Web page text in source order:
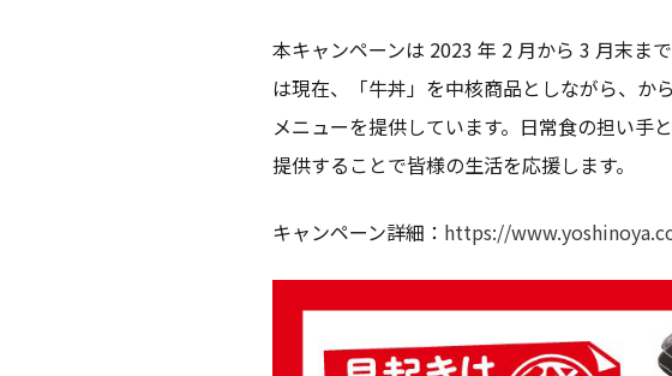
本キャンペーンは 2023 年 2 月から 3 月末ま
は現在、「牛丼」を中核商品としながら、か
メニューを提供しています。日常食の担い手
提供することで皆様の生活を応援します。
キャンペーン詳細： https://